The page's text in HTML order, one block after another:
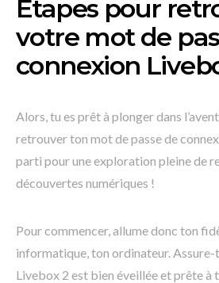
Étapes pour
votre mot de
connexion
Alors, tu es prêt à plonger dans
retrouver ton mot de passe de
parti pour une exploration pleine de
découvertes numériques !
Pour commencer, allume donc ton
informatique, ton ordinateur.
Livebox 2 est bien éveillée et prête à